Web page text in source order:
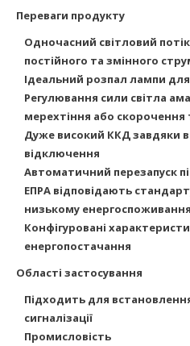
Переваги продукту
Одночасний світловий
постійного та змінного
Ідеальний розпал лампи
Регулювання сили світла
мерехтіння або скорочення
Дуже високий ККД завдяки
відключення
Автоматичний перезапуск
ЕПРА відповідають
низькому
Конфігуровані
енергопостачання
Області застосування
Підходить для
сигналізації
Промисловість